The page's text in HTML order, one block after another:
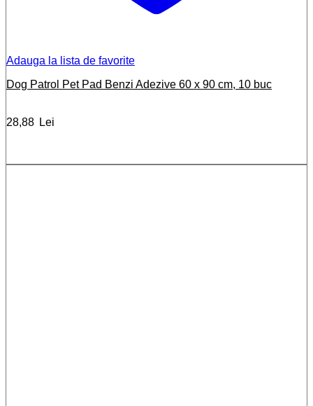
Adauga la lista de favorite
Dog Patrol Pet Pad Benzi Adezive 60 x 90 cm, 10 buc
28,88 Lei